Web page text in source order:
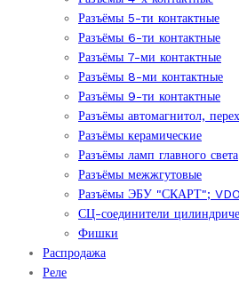
Разъёмы 5-ти контактные
Разъёмы 6-ти контактные
Разъёмы 7-ми контактные
Разъёмы 8-ми контактные
Разъёмы 9-ти контактные
Разъёмы автомагнитол,
Разъёмы керамические
Разъёмы ламп главного света
Разъёмы межжгутовые
Разъёмы ЭБУ "СКАРТ";
СЦ-соединители
Фишки
Распродажа
Реле